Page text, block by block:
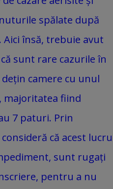
spălate după
Aici însă, trebuie avut
sunt rare cazurile în
camere cu unul
majoritatea fiind
7 paturi. Prin
că acest lucru
sunt rugați
pentru a nu